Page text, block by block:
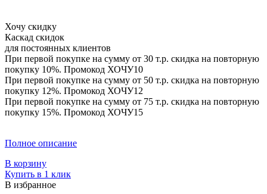
Хочу скидку
Каскад скидок
для постоянных клиентов
При первой покупке на сумму от 30 т.р. скидка на повторную
покупку 10%. Промокод ХОЧУ10
При первой покупке на сумму от 50 т.р. скидка на повторную
покупку 12%. Промокод ХОЧУ12
При первой покупке на сумму от 75 т.р. скидка на повторную
покупку 15%. Промокод ХОЧУ15
Полное описание
В корзину
Купить в 1 клик
В избранное